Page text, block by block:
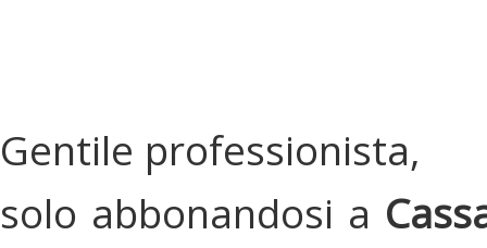
Gentile professionista,
solo abbonandosi a